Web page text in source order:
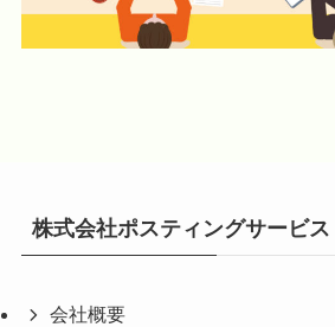
株式会社ポスティングサービス
会社概要